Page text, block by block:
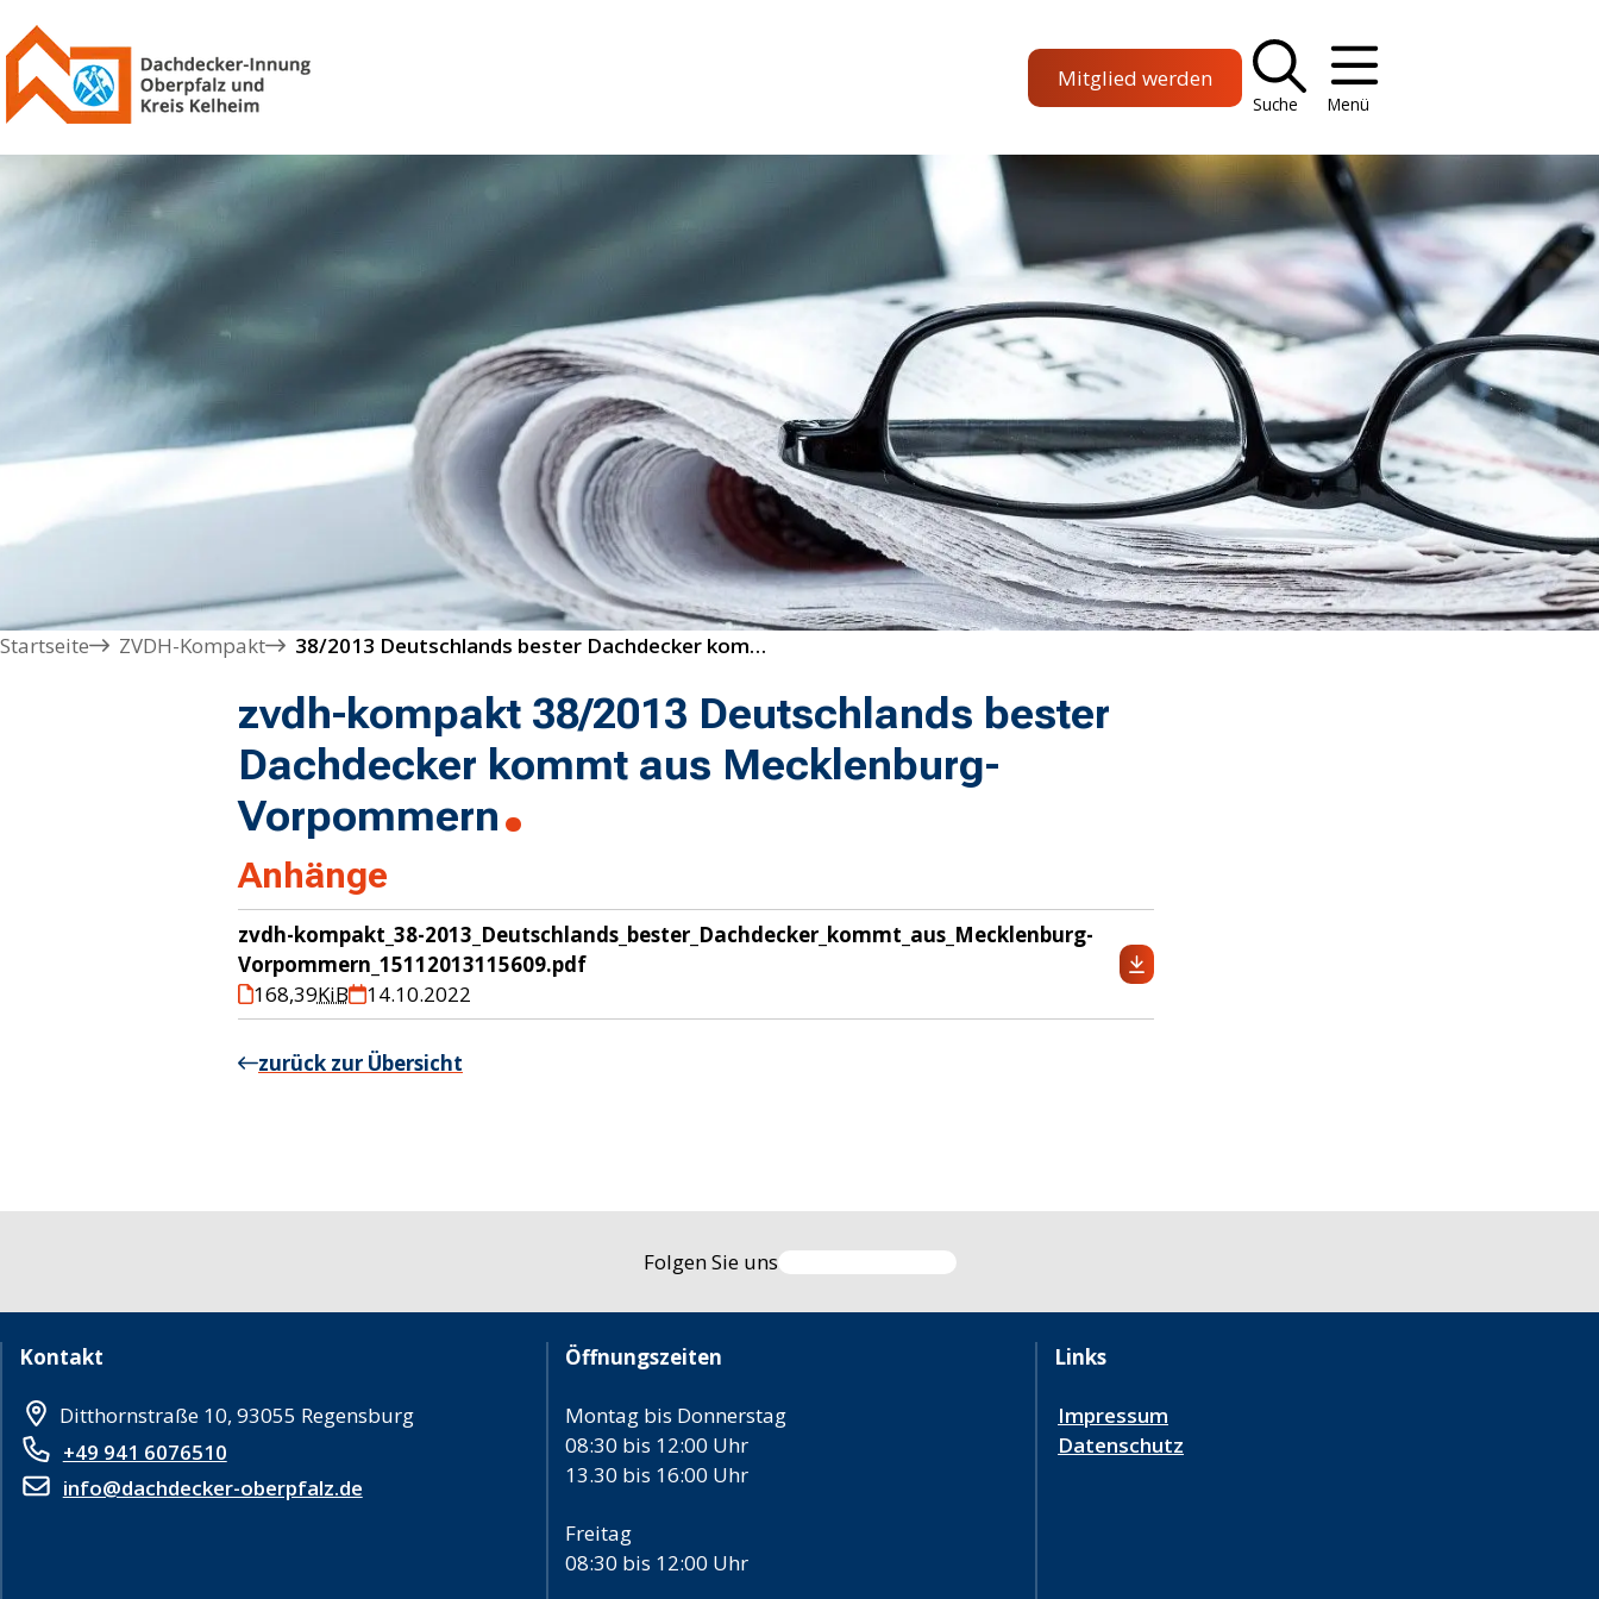
Mitglied werden
Suche Menü
Startseite ZVDH-Kompakt 38/2013 Deutschlands bester Dachdecker kommt aus Mecklenburg-Vorpommern
zvdh-kompakt 38/2013 Deutschlands bester
Dachdecker kommt aus Mecklenburg-
Vorpommern
Anhänge
zvdh-kompakt_38-2013_Deutschlands_bester_Dachdecker_kommt_aus_Mecklenburg-
Vorpommern_15112013115609.pdf
168,39KiB 14.10.2022
zurück zur Übersicht
Folgen Sie uns
Kontakt
Ditthornstraße 10, 93055 Regensburg
+49 941 6076510
info@dachdecker-oberpfalz.de
Öffnungszeiten
Montag bis Donnerstag
08:30 bis 12:00 Uhr
13.30 bis 16:00 Uhr
Freitag
08:30 bis 12:00 Uhr
Links
Impressum
Datenschutz